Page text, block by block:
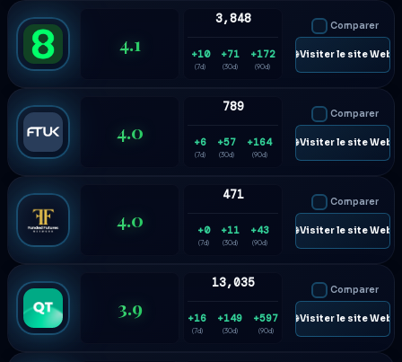
4.1
3,848
+10
(7d)
+71
(30d)
+172
(90d)
Comparer
🌐 Visiter le site Web
4.0
789
+6
(7d)
+57
(30d)
+164
(90d)
Comparer
🌐 Visiter le site Web
4.0
471
+0
(7d)
+11
(30d)
+43
(90d)
Comparer
🌐 Visiter le site Web
3.9
13,035
+16
(7d)
+149
(30d)
+597
(90d)
Comparer
🌐 Visiter le site Web